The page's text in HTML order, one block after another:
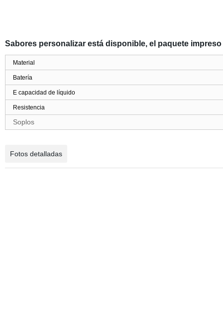
Sabores personalizar está disponible, el paquete
Material
Batería
E capacidad de líquido
Resistencia
Soplos
Fotos detalladas